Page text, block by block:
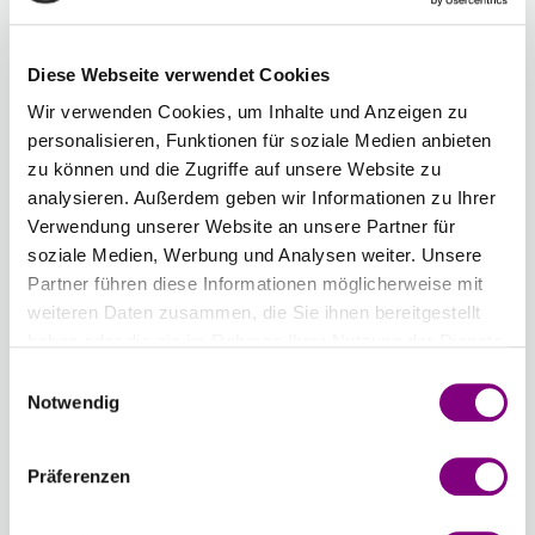
Diese Webseite verwendet Cookies
Wir verwenden Cookies, um Inhalte und Anzeigen zu
personalisieren, Funktionen für soziale Medien anbieten
zu können und die Zugriffe auf unsere Website zu
analysieren. Außerdem geben wir Informationen zu Ihrer
Verwendung unserer Website an unsere Partner für
soziale Medien, Werbung und Analysen weiter. Unsere
Partner führen diese Informationen möglicherweise mit
weiteren Daten zusammen, die Sie ihnen bereitgestellt
Notwendig
Präferenzen
130 - ROSA NEBEL - +
Gesamtsumme: Preis ab 67.91EUR Preis ab 33.96EUR
Farbauswahl zurücksetzen Anzahl zurücksetzen
Optionen Sprache der Strickanleitung : Germany
3.99 EUR